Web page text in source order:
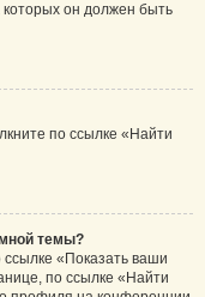
он должен быть
по ссылке «Найти
темы?
«Показать ваши
по ссылке «Найти